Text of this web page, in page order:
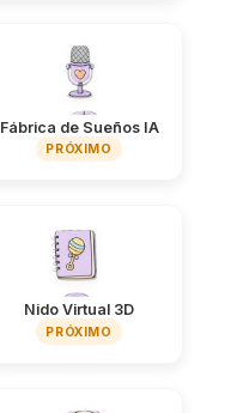
Fábrica de Sueños IA
PRÓXIMO
Nido Virtual 3D
PRÓXIMO